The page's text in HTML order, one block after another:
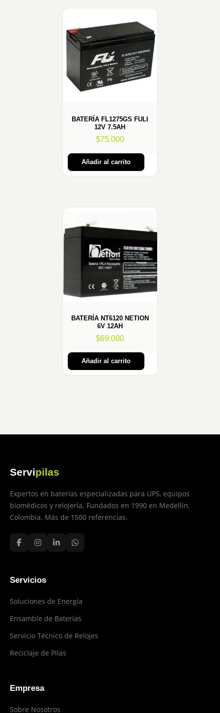
BATERÍA FL1275GS FULI
12V 7.5AH
$75.000
Añadir al carrito
BATERÍA NT6120 NETION
6V 12AH
$69.000
Añadir al carrito
Servipilas
Expertos en baterías especializadas para UPS, equipos
biomédicos y relojería. Fundados en 1990 en Medellín,
Colombia. Más de 1500 referencias.
Servicios
Soluciones de Energía
Ensamble de Baterías
Servicio Técnico de Relojes
Reciclaje de Pilas
Empresa
Sobre Nosotros